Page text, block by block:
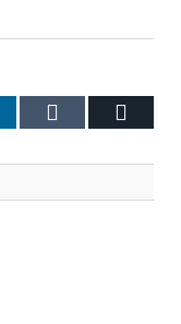
LinkedIn Tumblr